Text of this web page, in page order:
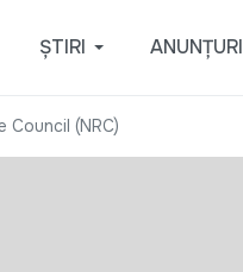
ȘTIRI ANUNȚURI
Council (NRC)